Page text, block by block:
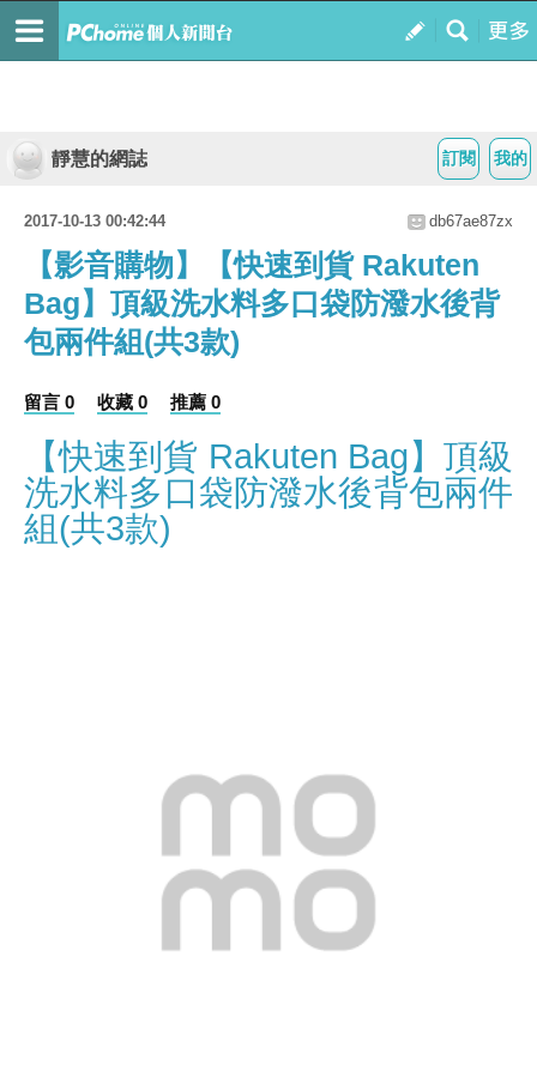
我的
訂閱
靜慧的網誌
2017-10-13 00:42:44 db67ae87zx
【影音購物】【快速到貨 Rakuten
Bag】頂級洗水料多口袋防潑水後背
包兩件組(共3款)
留言 0 收藏 0 推薦 0
【快速到貨 Rakuten Bag】頂級
洗水料多口袋防潑水後背包兩件
組(共3款)